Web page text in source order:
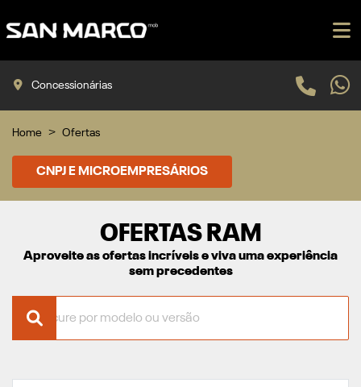
Concessionárias
Home Ofertas
CNPJ E MICROEMPRESÁRIOS
OFERTAS RAM
Aproveite as ofertas incríveis e viva uma experiência
sem precedentes